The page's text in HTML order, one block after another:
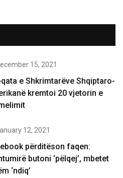
15, 2021
e Shkrimtarëve Shqiptaro-
kremtoi 20 vjetorin e
12, 2021
përditëson faqen:
butoni ‘pëlqej’, mbetet
‘ndiq’